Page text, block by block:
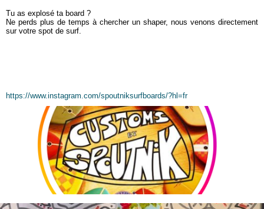
Tu as explosé ta board ?
Ne perds plus de temps à chercher un shaper, nous venons directement
sur votre spot de surf.
https://www.instagram.com/spoutniksurfboards/?hl=fr